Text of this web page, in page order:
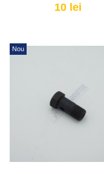
10 lei
Nou